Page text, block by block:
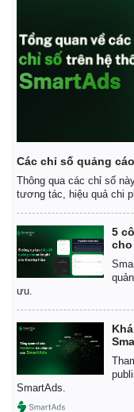
Các chỉ số quảng
Thông qua các chỉ số
tương tác, hiệu quả chi
5
ưu.
SmartAds.